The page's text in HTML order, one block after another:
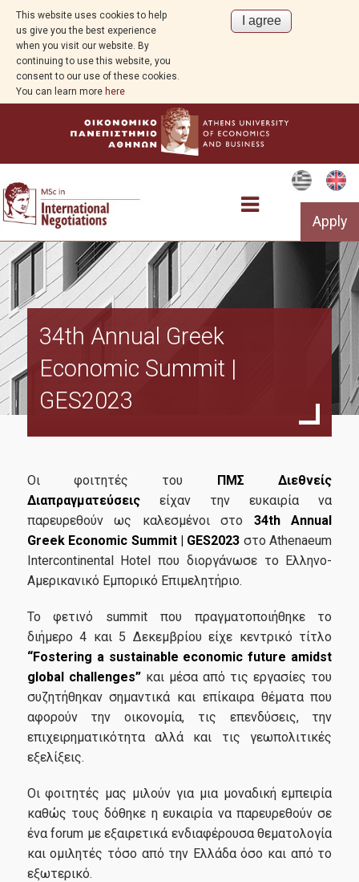
This website uses cookies to help
us give you the best experience
when you visit our website. By
continuing to use this website, you
consent to our use of these cookies.
You can learn more here
Apply
The Programme
Welcome Message from the Director
Structure
Professors
Learning Outcomes
Courses
Seminars-Simulations
Postgraduate Prospectus
Candidates
Applications
Tuition Fees
34th Annual Greek
Economic Summit |
GES2023
Οι φοιτητές του ΠΜΣ Διεθνείς
Διαπραγματεύσεις είχαν την ευκαιρία να
παρευρεθούν ως καλεσμένοι στο 34th Annual
Greek Economic Summit | GES2023 στο Athenaeum
Intercontinental Hotel που διοργάνωσε το Ελληνο-
Αμερικανικό Εμπορικό Επιμελητήριο.
Το φετινό summit που πραγματοποιήθηκε το
διήμερο 4 και 5 Δεκεμβρίου είχε κεντρικό τίτλο
“Fostering a sustainable economic future amidst
global challenges”και μέσα από τις εργασίες του
συζητήθηκαν σημαντικά και επίκαιρα θέματα που
αφορούν την οικονομία, τις επενδύσεις, την
επιχειρηματικότητα αλλά και τις γεωπολιτικές
εξελίξεις.
Οι φοιτητές μας μιλούν για μια μοναδική εμπειρία
καθώς τους δόθηκε η ευκαιρία να παρευρεθούν σε
ένα forum με εξαιρετικά ενδιαφέρουσα θεματολογία
και ομιλητές τόσο από την Ελλάδα όσο και από το
εξωτερικό.